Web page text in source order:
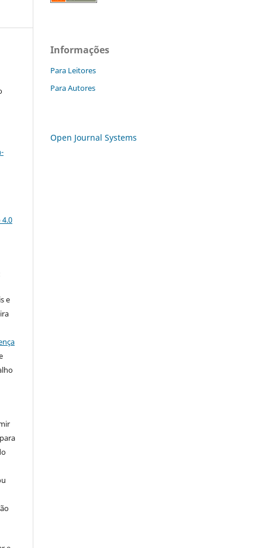
e
Informações
Para Leitores
Para Autores
Open Journal Systems